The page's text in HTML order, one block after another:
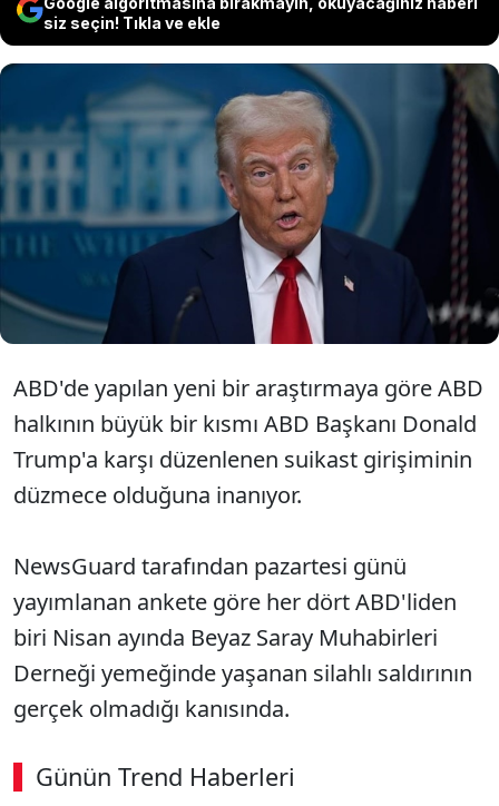
siz seçin! Tıkla ve ekle
ABD'de yapılan yeni bir araştırma, her dört
kişiden birinin Donald Trump'a yönelik suikast
girişimlerinin kurgu olduğuna inandığını ortaya
koydu. Demokratlar ve gençler arasında daha
yaygın olan bu şüphecilik, kurumlara ve
medyaya duyulan derin güvensizliği gözler
önüne seriyor.
ABD'de yapılan yeni bir araştırmaya göre ABD
halkının büyük bir kısmı ABD Başkanı Donald
Trump'a karşı düzenlenen suikast girişiminin
düzmece olduğuna inanıyor.
NewsGuard tarafından pazartesi günü
yayımlanan ankete göre her dört ABD'liden
biri Nisan ayında Beyaz Saray Muhabirleri
Derneği yemeğinde yaşanan silahlı saldırının
gerçek olmadığı kanısında.
Günün Trend Haberleri